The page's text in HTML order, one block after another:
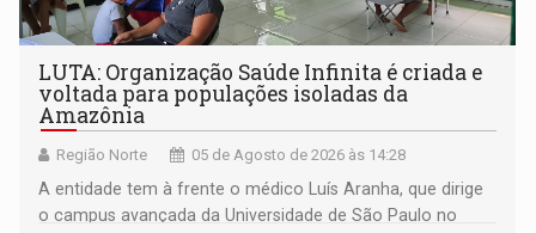
LUTA: Organização Saúde Infinita é criada e
voltada para populações isoladas da
Amazônia
Região Norte 05 de Agosto de 2026 às 14:28
A entidade tem à frente o médico Luís Aranha, que dirige
o campus avançada da Universidade de São Paulo no